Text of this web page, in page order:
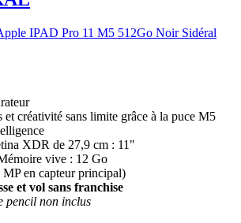
créativité sans limite grâce à la puce M5
XDR de 27,9 cm : 11"
vive : 12 Go
en capteur principal)
et vol sans franchise
pencil non inclus